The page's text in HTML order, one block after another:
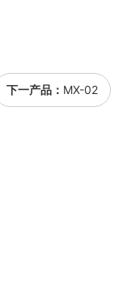
下一产品： MX-02